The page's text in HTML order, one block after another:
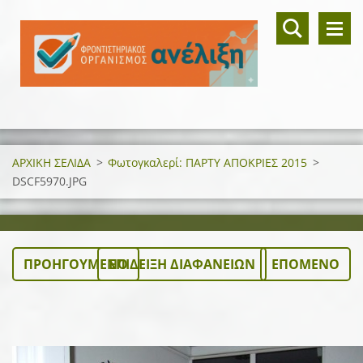
ΑΡΧΙΚΗ ΣΕΛΙΔΑ > Φωτογκαλερί: ΠΑΡΤΥ ΑΠΟΚΡΙΕΣ 2015 >
DSCF5970.JPG
ΠΡΟΗΓΟΎΜΕΝΟΕΠΊΔΕΙΞΗ ΔΙΑΦΑΝΕΙΏΝ ΕΠΌΜΕΝΟ